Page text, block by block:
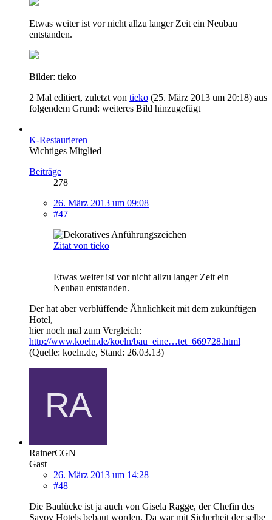
Etwas weiter ist vor nicht allzu langer Zeit ein Neubau
entstanden.
Bilder: tieko
2 Mal editiert, zuletzt von tieko (25. März 2013 um 20:18) aus
folgendem Grund: weiteres Bild hinzugefügt
K-Restaurieren
Wichtiges Mitglied
Beiträge
278
26. März 2013 um 09:08
#47
Zitat von tieko
Etwas weiter ist vor nicht allzu langer Zeit ein
Neubau entstanden.
Der hat aber verblüffende Ähnlichkeit mit dem zukünftigen
Hotel,
hier noch mal zum Vergleich:
http://www.koeln.de/koeln/bau_eine…tet_669728.html
(Quelle: koeln.de, Stand: 26.03.13)
RainerCGN
Gast
26. März 2013 um 14:28
#48
Die Baulücke ist ja auch von Gisela Ragge, der Chefin des
Savoy Hotels bebaut worden. Da war mit Sicherheit der selbe